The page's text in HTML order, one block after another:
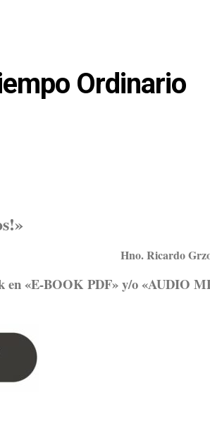
Ordinario
»
Hno. Ricardo
en «E-BOOK PDF» y/o «AUDIO